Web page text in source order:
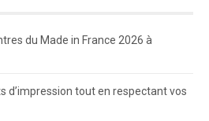
du Made in France 2026 à
d’impression tout en respectant vos